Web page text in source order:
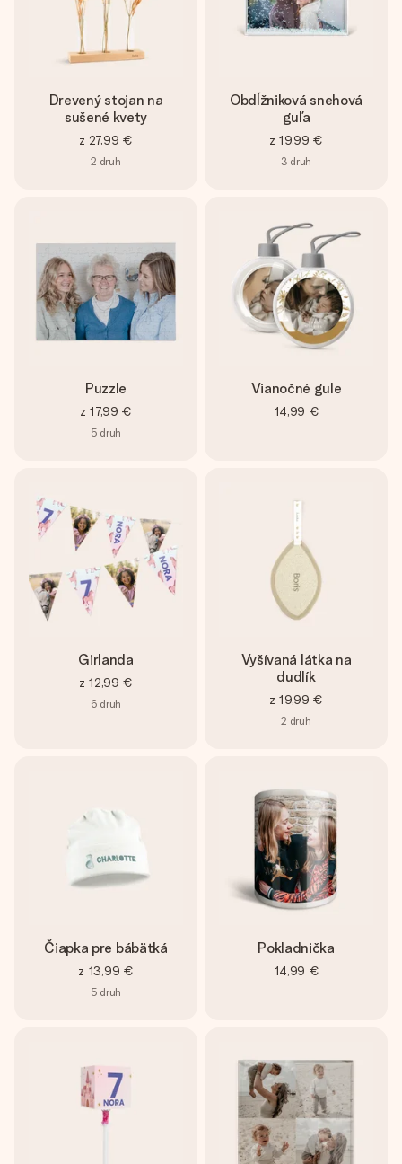
Drevený stojan na
sušené kvety
z 27,99 €
2 druh
Obdĺžniková snehová
guľa
z 19,99 €
3 druh
Puzzle
z 17,99 €
5 druh
Vianočné gule
14,99 €
Girlanda
z 12,99 €
6 druh
Vyšívaná látka na
dudlík
z 19,99 €
2 druh
Čiapka pre bábätká
z 13,99 €
5 druh
Pokladnička
14,99 €